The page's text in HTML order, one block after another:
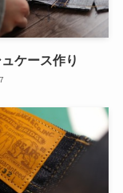
ケース作り